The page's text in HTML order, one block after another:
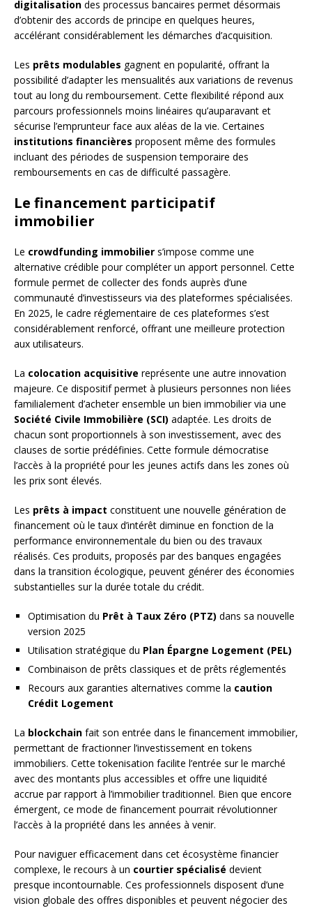
digitalisation des processus bancaires permet désormais
d’obtenir des accords de principe en quelques heures,
accélérant considérablement les démarches d’acquisition.
Les prêts modulables gagnent en popularité, offrant la
possibilité d’adapter les mensualités aux variations de revenus
tout au long du remboursement. Cette flexibilité répond aux
parcours professionnels moins linéaires qu’auparavant et
sécurise l’emprunteur face aux aléas de la vie. Certaines
institutions financières proposent même des formules
incluant des périodes de suspension temporaire des
remboursements en cas de difficulté passagère.
Le financement participatif
immobilier
Le crowdfunding immobilier s’impose comme une
alternative crédible pour compléter un apport personnel. Cette
formule permet de collecter des fonds auprès d’une
communauté d’investisseurs via des plateformes spécialisées.
En 2025, le cadre réglementaire de ces plateformes s’est
considérablement renforcé, offrant une meilleure protection
aux utilisateurs.
La colocation acquisitive représente une autre innovation
majeure. Ce dispositif permet à plusieurs personnes non liées
familialement d’acheter ensemble un bien immobilier via une
Société Civile Immobilière (SCI) adaptée. Les droits de
chacun sont proportionnels à son investissement, avec des
clauses de sortie prédéfinies. Cette formule démocratise
l’accès à la propriété pour les jeunes actifs dans les zones où
les prix sont élevés.
Les prêts à impact constituent une nouvelle génération de
financement où le taux d’intérêt diminue en fonction de la
performance environnementale du bien ou des travaux
réalisés. Ces produits, proposés par des banques engagées
dans la transition écologique, peuvent générer des économies
substantielles sur la durée totale du crédit.
Optimisation du Prêt à Taux Zéro (PTZ) dans sa nouvelle
version 2025
Utilisation stratégique du Plan Épargne Logement (PEL)
Combinaison de prêts classiques et de prêts réglementés
Recours aux garanties alternatives comme la caution
Crédit Logement
La blockchain fait son entrée dans le financement immobilier,
permettant de fractionner l’investissement en tokens
immobiliers. Cette tokenisation facilite l’entrée sur le marché
avec des montants plus accessibles et offre une liquidité
accrue par rapport à l’immobilier traditionnel. Bien que encore
émergent, ce mode de financement pourrait révolutionner
l’accès à la propriété dans les années à venir.
Pour naviguer efficacement dans cet écosystème financier
complexe, le recours à un courtier spécialisé devient
presque incontournable. Ces professionnels disposent d’une
vision globale des offres disponibles et peuvent négocier des